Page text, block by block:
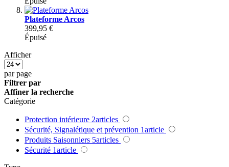
Plateforme Arcos
399,95 €
Épuisé
Afficher
par page
Filtrer par
Affiner la recherche
Catégorie
Protection intérieure 2articles
Sécurité, Signalétique et prévention 1article
Produits Saisonniers 5articles
Sécurité 1article